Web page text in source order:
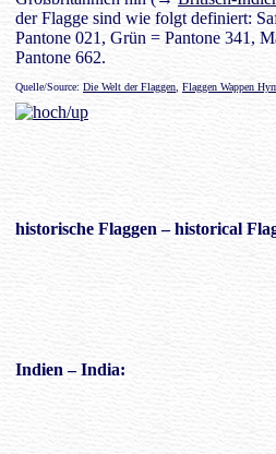
der Flagge sind wie folgt definiert:
Pantone 021, Grün = Pantone 341,
Pantone 662.
Quelle/Source: Die Welt der Flaggen Flaggen Wappen
historische Flaggen – historical
Indien – India: